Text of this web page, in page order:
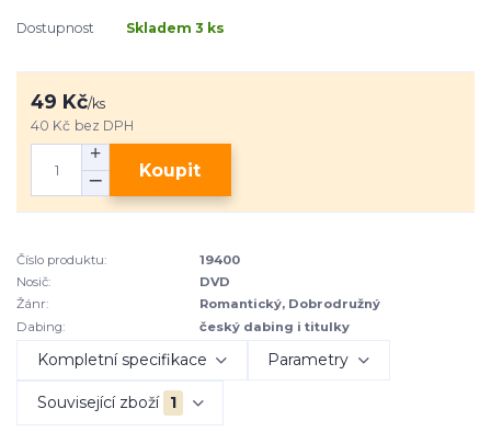
Dostupnost Skladem 3 ks
49 Kč/ks
40 Kč bez DPH
Koupit
Číslo produktu:
19400
Nosič:
DVD
Žánr:
Romantický, Dobrodružný
Dabing:
český dabing i titulky
Kompletní specifikace Parametry
Související zboží 1